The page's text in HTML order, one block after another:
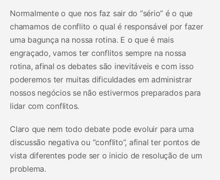
Normalmente o que nos faz sair do “sério” é o que
chamamos de conflito o qual é responsável por fazer
uma bagunça na nossa rotina. E o que é mais
engraçado, vamos ter conflitos sempre na nossa
rotina, afinal os debates são inevitáveis e com isso
poderemos ter muitas dificuldades em administrar
nossos negócios se não estivermos preparados para
lidar com conflitos.
Claro que nem todo debate pode evoluir para uma
discussão negativa ou “conflito”, afinal ter pontos de
vista diferentes pode ser o inicio de resolução de um
problema.